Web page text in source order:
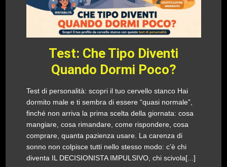
Test: Che Tipo Diventi
Quando Dormi Poco?
Test di personalità: scopri il tuo cervello stanco Hai
dormito male e ti sembra di essere “quasi normale”,
finché non arriva la prima scelta della giornata: cosa
mangiare, cosa rimandare, come rispondere, cosa
comprare, quanta pazienza usare. La carenza di
sonno non colpisce tutti nello stesso modo: c’è chi
diventa IL DECISIONISTA IMPULSIVO, chi scivola[...]